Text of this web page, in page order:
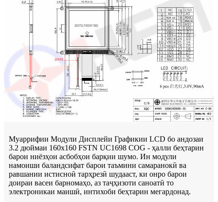
Муаррифии Модули Дисплейи Графикии LCD бо андозаи
3.2 дюймаи 160x160 FSTN UC1698 COG - ҳалли беҳтарин
барои ниёзҳои асбобҳои барқии шумо. Ин модули
намоиши баландсифат барои таъмини самаранокӣ ва
равшании истисноӣ тарҳрезӣ шудааст, ки онро барои
доираи васеи барномаҳо, аз таҷҳизоти саноатӣ то
электроникаи маишӣ, интихоби беҳтарин мегардонад.